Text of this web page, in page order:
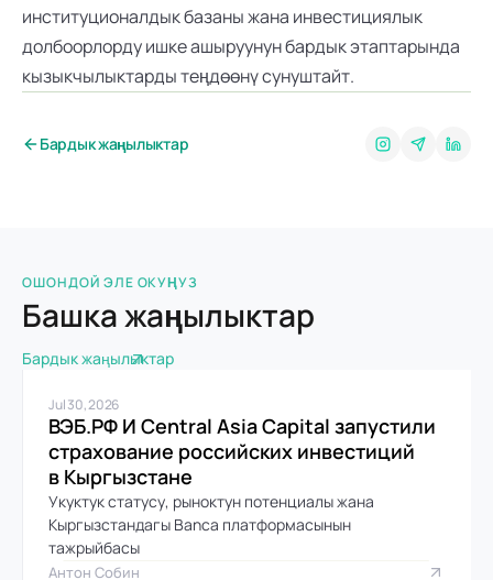
институционалдык базаны жана инвестициялык
долбоорлорду ишке ашыруунун бардык этаптарында
кызыкчылыктарды теңдөөнү сунуштайт.
Бардык жаңылыктар
ОШОНДОЙ ЭЛЕ ОКУҢУЗ
Башка жаңылыктар
Бардык жаңылыктар
Jul 30, 2026
ВЭБ.РФ И Central Asia Capital запустили
страхование российских инвестиций
в Кыргызстане
Укуктук статусу, рыноктун потенциалы жана
Кыргызстандагы Banca платформасынын
тажрыйбасы
Антон Собин